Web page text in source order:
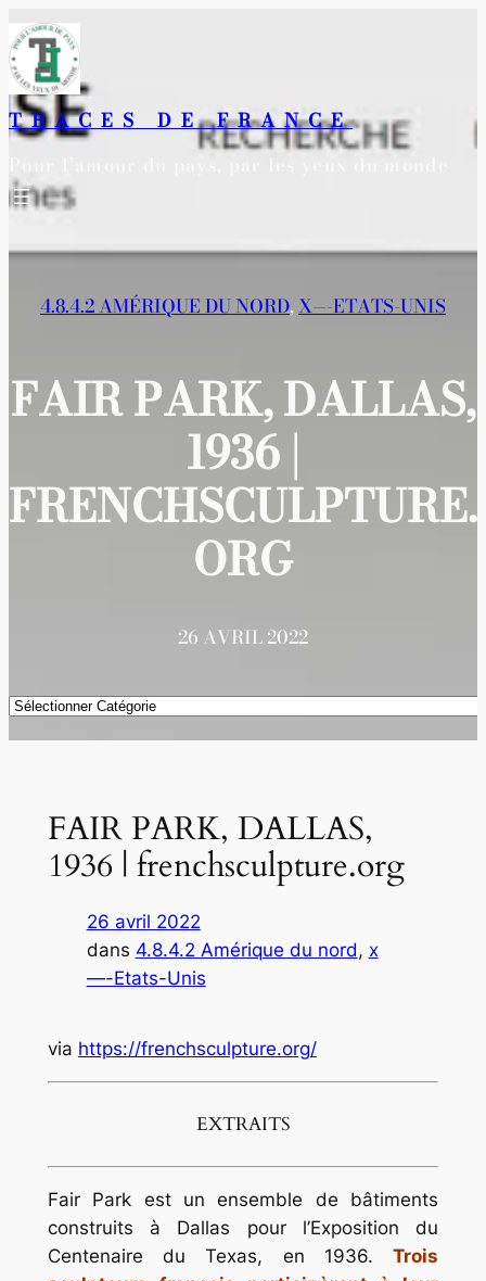
Aller
au
contenu
TRACES DE FRANCE
Pour l’amour du pays, par les yeux du monde
4.8.4.2 AMÉRIQUE DU NORD, X—-ETATS-UNIS
FAIR PARK, DALLAS,
1936 |
FRENCHSCULPTURE.
ORG
26 AVRIL 2022
Catégories
FAIR PARK, DALLAS,
1936 | frenchsculpture.org
26 avril 2022
dans 4.8.4.2 Amérique du nord, x
—-Etats-Unis
via https://frenchsculpture.org/
EXTRAITS
Fair Park est un ensemble de bâtiments
construits à Dallas pour l’Exposition du
Centenaire du Texas, en 1936.Trois